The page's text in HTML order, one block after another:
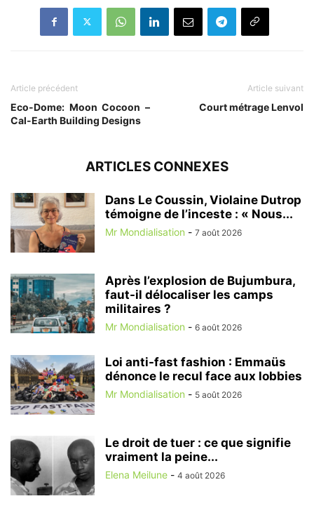
Article précédent
Eco-Dome: Moon Cocoon –
Cal-Earth Building Designs
Article suivant
Court métrage Lenvol
ARTICLES CONNEXES
Dans Le Coussin, Violaine Dutrop
témoigne de l’inceste : « Nous...
Mr Mondialisation - 7 août 2026
Après l’explosion de Bujumbura,
faut-il délocaliser les camps
militaires ?
Mr Mondialisation - 6 août 2026
Loi anti-fast fashion : Emmaüs
dénonce le recul face aux lobbies
Mr Mondialisation - 5 août 2026
Le droit de tuer : ce que signifie
vraiment la peine...
Elena Meilune - 4 août 2026